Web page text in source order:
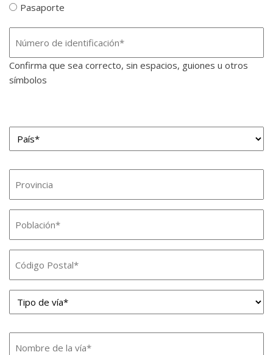
Pasaporte
Número
de
identificación
Confirma que sea correcto, sin espacios, guiones u otros
símbolos
País*
Región
Población
*
Código
Postal
Tipo
Nombre